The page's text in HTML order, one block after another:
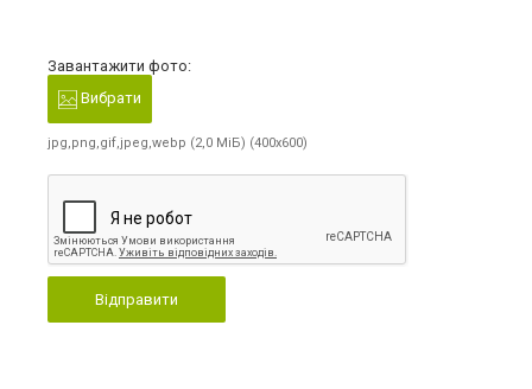
Завантажити фото:
Вибрати
jpg,png,gif,jpeg,webp (2,0 МіБ) (400x600)
Відправити